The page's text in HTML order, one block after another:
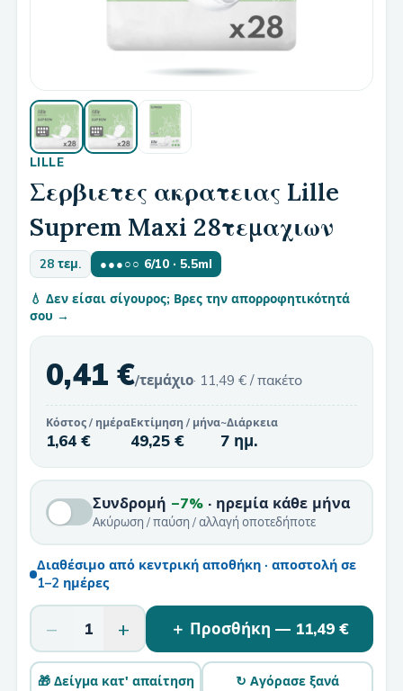
LILLE
Σερβιετες ακρατειας Lille
Suprem Maxi 28τεμαχιων
28 τεμ. ●●●○○ 6/10 · 5.5ml
💧 Δεν είσαι σίγουρος; Βρες την απορροφητικότητά
σου →
0,41 €/τεμάχιο· 11,49 € / πακέτο
Κόστος / ημέρα
1,64 €
Εκτίμηση / μήνα
49,25 €
~Διάρκεια
7 ημ.
Συνδρομή −7%· ηρεμία κάθε μήνα
Ακύρωση / παύση / αλλαγή οποτεδήποτε
Διαθέσιμο από κεντρική αποθήκη · αποστολή σε
1–2 ημέρες
− 1 + ＋ Προσθήκη — 11,49 €
🎁 Δείγμα κατ' απαίτηση ↻ Αγόρασε ξανά